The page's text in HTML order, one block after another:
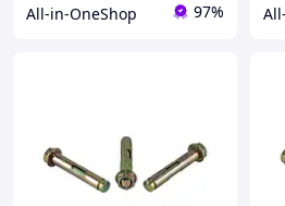
All-in-OneShop 97%